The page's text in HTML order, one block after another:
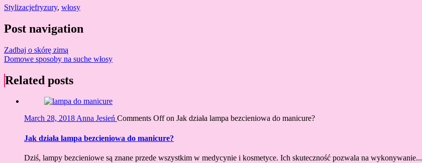
Stylizacjefryzury, włosy
Post navigation
Zadbaj o skórę zimą
Domowe sposoby na suche włosy
Related posts
March 28, 2018Anna Jesień Comments Offon Jak działa lampa bezcieniowa do manicure?
Jak działa lampa bezcieniowa do manicure?
Dziś, lampy bezcieniowe są znane przede wszystkim w medycynie i kosmetyce. Ich skuteczność pozwala na wykonywanie...